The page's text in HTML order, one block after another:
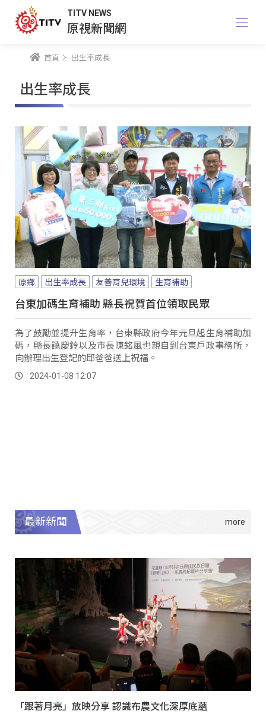
TITV NEWS
原視新聞網
首頁 出生率成長
出生率成長
原鄉 出生率成長 友善育兒環境 生育補助
台東加碼生育補助 縣長祝賀首位領取民眾
為了鼓勵並提升生育率，台東縣政府今年元旦起生育補助加
碼，縣長饒慶鈴以及市長陳銘風也親自到台東戶政事務所，
向辦理出生登記的邱爸爸送上祝福。
2024-01-08 12:07
最新新聞
「跟著月亮」放映分享 認識布農文化深厚底蘊